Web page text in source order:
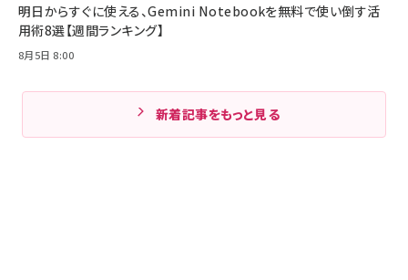
明日からすぐに使える、Gemini Notebookを無料で使い倒す活
用術8選【週間ランキング】
8月5日 8:00
新着記事をもっと見る